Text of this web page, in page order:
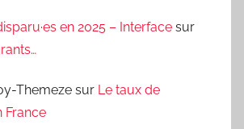
en 2025 – Interface sur
Themeze sur Le taux de
France